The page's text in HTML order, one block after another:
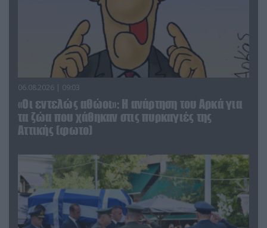
06.08.2026 | 09:03
«Οι εντελώς αθώοι»: Η ανάρτηση του Αρκά για
τα ζώα που χάθηκαν στις πυρκαγιές της
Αττικής (φωτο)